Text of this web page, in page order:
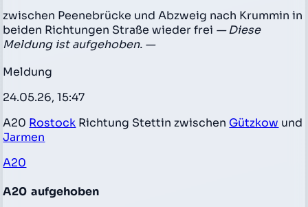
zwischen Peenebrücke und Abzweig nach Krummin in
beiden Richtungen Straße wieder frei — Diese
Meldung ist aufgehoben. —
Meldung
24.05.26, 15:47
A20 Rostock Richtung Stettin zwischen Gützkow und
Jarmen
A20
A20 aufgehoben